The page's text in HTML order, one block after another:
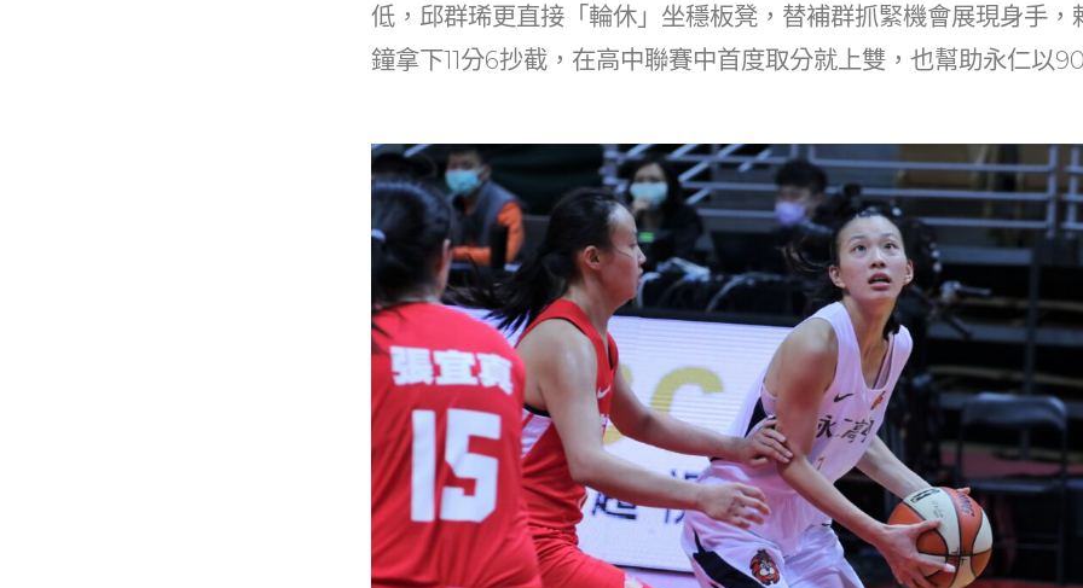
低，邱群琋更直接「輪休」坐穩板凳，替補群抓緊機會展現身手，
鐘拿下11分6抄截，在高中聯賽中首度取分就上雙，也幫助永仁以